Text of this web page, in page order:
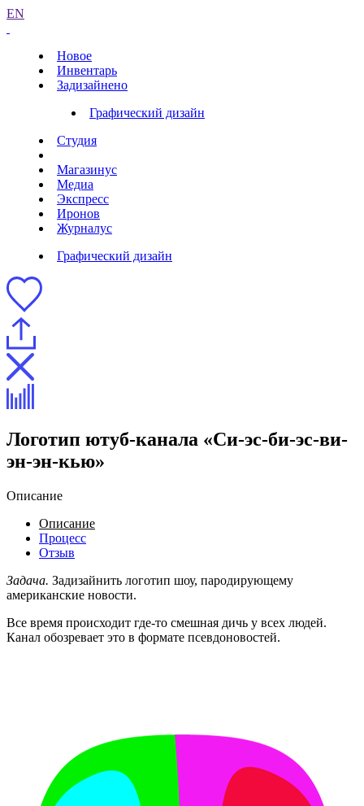
EN
Новое
Инвентарь
Задизайнено
Графический дизайн
Студия
Магазинус
Медиа
Экспресс
Иронов
Журналус
Графический дизайн
Логотип ютуб-канала «Си-эс-би-эс-ви-
эн-эн-кью»
Описание
Описание
Процесс
Отзыв
Задача. Задизайнить логотип шоу, пародирующему
американские новости.
Все время происходит где-то смешная дичь у всех людей.
Канал обозревает это в формате псевдоновостей.